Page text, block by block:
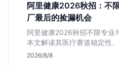
阿里健康2026秋招：不
厂最后的捡漏机会
阿里健康2026秋招不限专业
本文解读其医疗赛道稳定性
岗位面试节奏，帮应届生判断
2026/8/8